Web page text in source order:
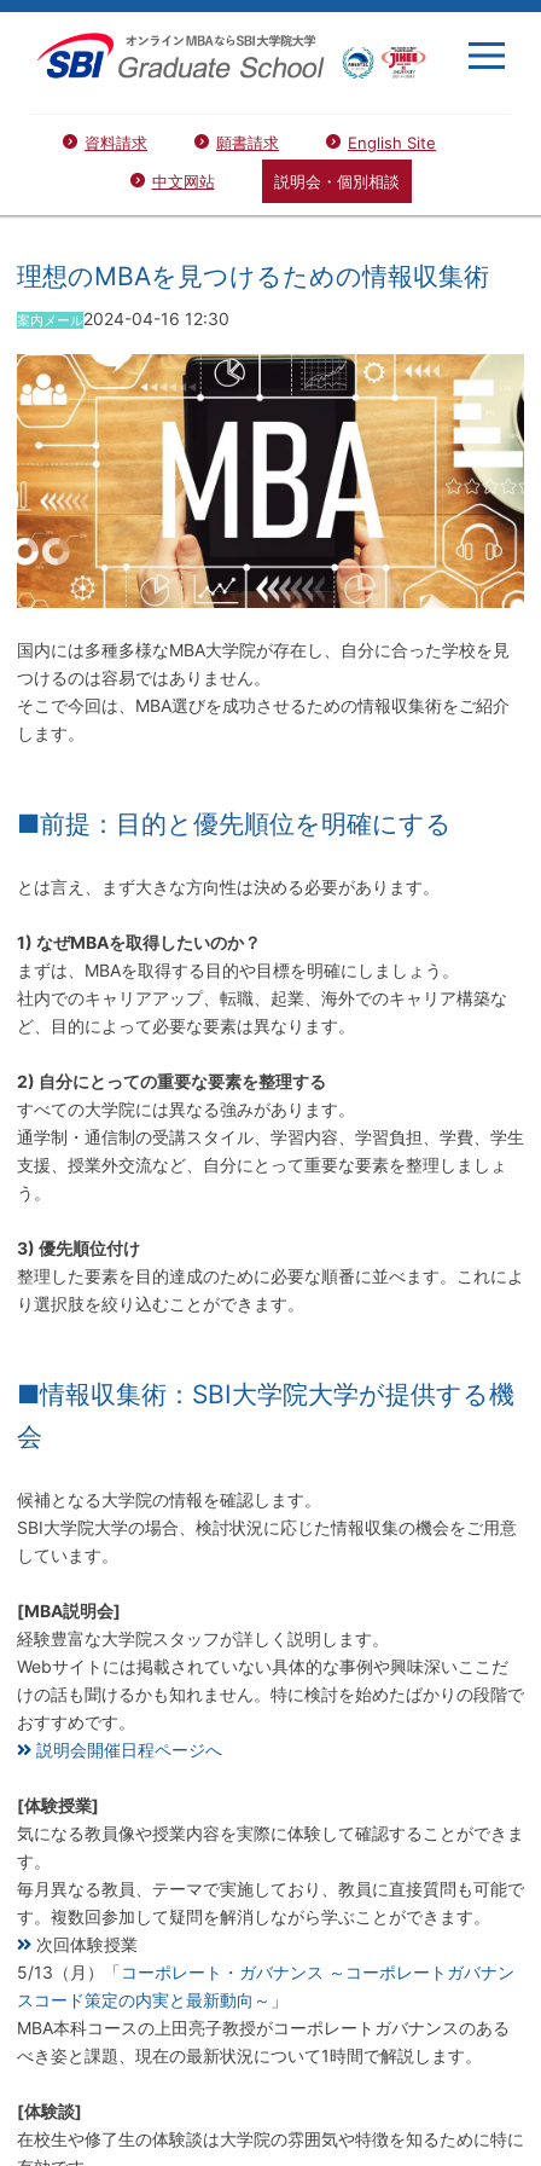
資料請求 願書請求
English Site
中文网站
説明会・個別相談
理想のMBAを見つけるための情報収集術
案内メール2024-04-16 12:30
国内には多種多様なMBA大学院が存在し、自分に合った学校を見
つけるのは容易ではありません。
そこで今回は、MBA選びを成功させるための情報収集術をご紹介
します。
■前提：目的と優先順位を明確にする
とは言え、まず大きな方向性は決める必要があります。
1) なぜMBAを取得したいのか？
まずは、MBAを取得する目的や目標を明確にしましょう。
社内でのキャリアアップ、転職、起業、海外でのキャリア構築な
ど、目的によって必要な要素は異なります。
2) 自分にとっての重要な要素を整理する
すべての大学院には異なる強みがあります。
通学制・通信制の受講スタイル、学習内容、学習負担、学費、学生
支援、授業外交流など、自分にとって重要な要素を整理しましょ
う。
3) 優先順位付け
整理した要素を目的達成のために必要な順番に並べます。これによ
り選択肢を絞り込むことができます。
■情報収集術：SBI大学院大学が提供する機
会
候補となる大学院の情報を確認します。
SBI大学院大学の場合、検討状況に応じた情報収集の機会をご用意
しています。
[MBA説明会]
経験豊富な大学院スタッフが詳しく説明します。
Webサイトには掲載されていない具体的な事例や興味深いここだ
けの話も聞けるかも知れません。特に検討を始めたばかりの段階で
おすすめです。
説明会開催日程ページへ
[体験授業]
気になる教員像や授業内容を実際に体験して確認することができま
す。
毎月異なる教員、テーマで実施しており、教員に直接質問も可能で
す。複数回参加して疑問を解消しながら学ぶことができます。
次回体験授業
5/13（月）「コーポレート・ガバナンス ～コーポレートガバナン
スコード策定の内実と最新動向～ 」
MBA本科コースの上田亮子教授がコーポレートガバナンスのある
べき姿と課題、現在の最新状況について1時間で解説します。
[体験談]
在校生や修了生の体験談は大学院の雰囲気や特徴を知るために特に